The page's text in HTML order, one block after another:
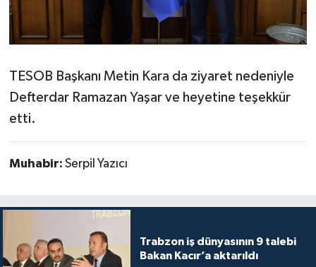
TESOB Başkanı Metin Kara da ziyaret nedeniyle
Defterdar Ramazan Yaşar ve heyetine teşekkür
etti.
Muhabir: Serpil Yazıcı
Trabzon iş dünyasının 9 talebi
Bakan Kacır’a aktarıldı